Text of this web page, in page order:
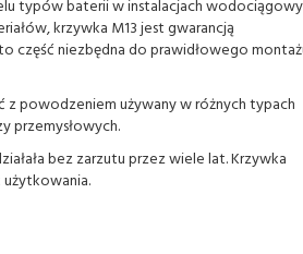
typów baterii w instalacjach
krzywka M13 jest gwarancją
część niezbędna do prawidłowego
powodzeniem używany w różnych typach
przemysłowych.
bez zarzutu przez wiele lat. Krzywka